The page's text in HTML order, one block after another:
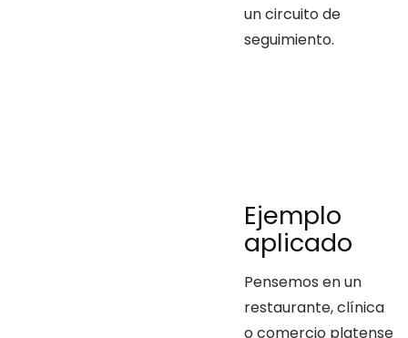
un circuito de
seguimiento.
Ejemplo
aplicado
Pensemos en un
restaurante, clínica
o comercio platense